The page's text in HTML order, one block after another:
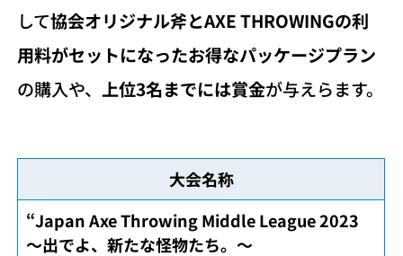
して協会オリジナル斧とAXE THROWINGの利
用料がセットになったお得なパッケージプラン
の購入や、上位3名までには賞金が与えらます。
大会名称
“Japan Axe Throwing Middle League 2023
〜出でよ、新たな怪物たち。〜